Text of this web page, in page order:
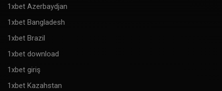
1xbet Azerbaydjan
1xbet Bangladesh
1xbet Brazil
1xbet download
1xbet giriş
1xbet Kazahstan